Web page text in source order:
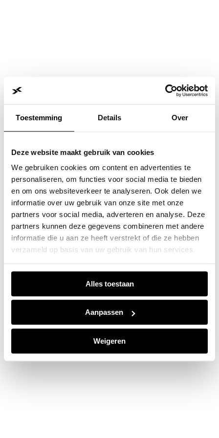
Toestemming Details Over
Deze website maakt gebruik van cookies
We gebruiken cookies om content en advertenties te
personaliseren, om functies voor social media te bieden
en om ons websiteverkeer te analyseren. Ook delen we
informatie over uw gebruik van onze site met onze
partners voor social media, adverteren en analyse. Deze
partners kunnen deze gegevens combineren met andere
informatie die u aan ze heeft verstrekt of die ze hebben
verzameld op basis van uw gebruik van hun services.
Alles toestaan
Aanpassen
Weigeren
Application error: a client-side exception has occurred while
loadingwww.jvk.nl(see the browser consolefor more
information).